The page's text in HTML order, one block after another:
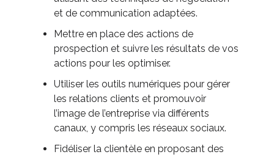
et de communication adaptées.
Mettre en place des actions de
prospection et suivre les résultats de vos
actions pour les optimiser.
Utiliser les outils numériques pour gérer
les relations clients et promouvoir
l’image de l’entreprise via différents
canaux, y compris les réseaux sociaux.
Fidéliser la clientèle en proposant des